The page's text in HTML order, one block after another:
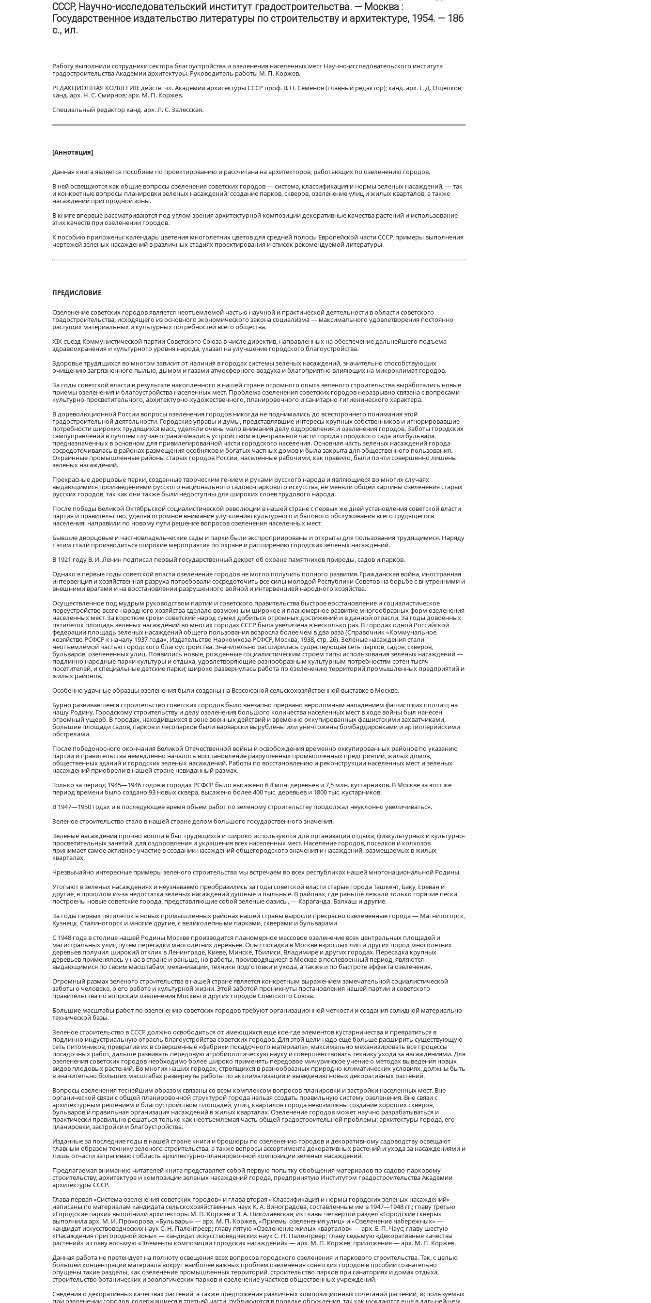
СССР, Научно-исследовательский институт градостроительства. — Москва :
Государственное издательство литературы по строительству и архитектуре, 1954. — 186
с., ил.
Работу выполнили сотрудники сектора благоустройства и озеленения населенных мест Научно-исследовательского института
градостроительства Академии архитектуры. Руководитель работы М. П. Коржев.
РЕДАКЦИОННАЯ КОЛЛЕГИЯ: действ. чл. Академии архитектуры СССР проф. В. Н. Семенов (главный редактор); канд. арх. Г. Д. Ощепков;
канд. арх. Н. С. Смирнов; арх. М. П. Коржев.
Специальный редактор канд. арх. Л. С. Залесская.
[Аннотация]
Данная книга является пособием по проектированию и рассчитана на архитекторов, работающих по озеленению городов.
В ней освещаются как общие вопросы озеленения советских городов — система, классификация и нормы зеленых насаждений, — так
и конкретные вопросы планировки зеленых насаждений: создание парков, скверов, озеленение улиц и жилых кварталов, а также
насаждений пригородной зоны.
В книге впервые рассматриваются под углом зрения архитектурной композиции декоративные качества растений и использование
этих качеств при озеленении городов.
К пособию приложены: календарь цветения многолетних цветов для средней полосы Европейской части СССР, примеры выполнения
чертежей зеленых насаждений в различных стадиях проектирования и список рекомендуемой литературы.
ПРЕДИСЛОВИЕ
Озеленение советских городов является неотъемлемой частью научной и практической деятельности в области советского
градостроительства, исходящего из основного экономического закона социализма — максимального удовлетворения постоянно
растущих материальных и культурных потребностей всего общества.
XIX съезд Коммунистической партии Советского Союза в числе директив, направленных на обеспечение дальнейшего подъема
здравоохранения и культурного уровня народа, указал на улучшение городского благоустройства.
Здоровье трудящихся во многом зависит от наличия в городах системы зеленых насаждений, значительно способствующих
очищению загрязненного пылью, дымом и газами атмосферного воздуха и благоприятно влияющих на микроклимат городов.
За годы советской власти в результате накопленного в нашей стране огромного опыта зеленого строительства выработались новые
приемы озеленения и благоустройства населенных мест. Проблема озеленения советских городов неразрывно связана с вопросами
культурно-просветительного, архитектурно-художественного, планировочного и санитарно-гигиенического характера.
В дореволюционной России вопросы озеленения городов никогда не поднимались до всестороннего понимания этой
градостроительной деятельности. Городские управы и думы, представлявшие интересы крупных собственников и игнорировавшие
потребности широких трудящихся масс, уделяли очень мало внимания делу оздоровления и озеленения городов. Заботы городских
самоуправлений в лучшем случае ограничивались устройством в центральной части города городского сада или бульвара,
предназначенных в основном для привилегированной части городского населения. Основная часть зеленых насаждений города
сосредоточивалась в районах размещения особняков и богатых частных домов и была закрыта для общественного пользования.
Окраинные промышленные районы старых городов России, населенные рабочими, как правило, были почти совершенно лишены
зеленых насаждений.
Прекрасные дворцовые парки, созданные творческим гением и руками русского народа и являющиеся во многих случаях
выдающимися произведениями русского национального садово-паркового искусства, не меняли общей картины озеленения старых
русских городов, так как они также были недоступны для широких слоев трудового народа.
После победы Великой Октябрьской социалистической революции в нашей стране с первых же дней установления советской власти
партия и правительство, уделяя огромное внимание улучшению культурного и бытового обслуживания всего трудящегося
населения, направили по новому пути решение вопросов озеленения населенных мест.
Бывшие дворцовые и частновладельческие сады и парки были экспроприированы и открыты для пользования трудящимися. Наряду
с этим стали производиться широкие мероприятия по охране и расширению городских зеленых насаждений.
В 1921 году В. И. Ленин подписал первый государственный декрет об охране памятников природы, садов и парков.
Однако в первые годы советской власти озеленение городов не могло получить полного развития. Гражданская война, иностранная
интервенция и хозяйственная разруха потребовали сосредоточить все силы молодой Республики Советов на борьбе с внутренними и
внешними врагами и на восстановлении разрушенного войной и интервенцией народного хозяйства.
Осуществленное под мудрым руководством партии и советского правительства быстрое восстановление и социалистическое
переустройство всего народного хозяйства сделало возможным широкое и планомерное развитие многообразных форм озеленения
населенных мест. За короткие сроки советский народ сумел добиться огромных достижений и в данной отрасли. За годы довоенных
пятилеток площадь зеленых насаждений во многих городах СССР была увеличена в несколько раз. В городах одной Российской
федерации площадь зеленых насаждений общего пользования возросла более чем в два раза (Справочник «Коммунальное
хозяйство РСФСР к началу 1937 года», Издательство Наркомхоза РСФСР, Москва, 1938, стр. 26). Зеленые насаждения стали
неотъемлемой частью городского благоустройства. Значительно расширилась существующая сеть парков, садов, скверов,
бульваров, озелененных улиц. Появились новые, рожденные социалистическим строем типы использования зеленых насаждений —
подлинно народные парки культуры и отдыха, удовлетворяющие разнообразным культурным потребностям сотен тысяч
посетителей, и специальные детские парки; широко развернулась работа по озеленению территорий промышленных предприятий и
жилых районов.
Особенно удачные образцы озеленения были созданы на Всесоюзной сельскохозяйственной выставке в Москве.
Бурно развивавшееся строительство советских городов было внезапно прервано вероломным нападением фашистских полчищ на
нашу Родину. Городскому строительству и делу озеленения большого количества населенных мест в ходе войны был нанесен
огромный ущерб. В городах, находившихся в зоне военных действий и временно оккупированных фашистскими захватчиками,
большие площади садов, парков и лесопарков были варварски вырублены или уничтожены бомбардировками и артиллерийскими
обстрелами.
После победоносного окончания Великой Отечественной войны и освобождения временно оккупированных районов по указанию
партии и правительства немедленно началось восстановление разрушенных промышленных предприятий, жилых домов,
общественных зданий и городских зеленых насаждений. Работы по восстановлению и реконструкции населенных мест и зеленых
насаждений приобрели в нашей стране невиданный размах.
Только за период 1945—1946 годов в городах РСФСР было высажено 6,4 млн. деревьев и 7,5 млн. кустарников. В Москве за этот же
период времени было создано 93 новых сквера, высажено более 400 тыс. деревьев и 1800 тыс. кустарников.
В 1947—1950 годах и в последующее время объем работ по зеленому строительству продолжал неуклонно увеличиваться.
Зеленое строительство стало в нашей стране делом большого государственного значения.
Зеленые насаждения прочно вошли в быт трудящихся и широко используются для организации отдыха, физкультурных и культурно-
просветительных занятий, для оздоровления и украшения всех населенных мест. Население городов, поселков и колхозов
принимает самое активное участие в создании насаждений общегородского значения и насаждений, размещаемых в жилых
кварталах.
Чрезвычайно интересные примеры зеленого строительства мы встречаем во всех республиках нашей многонациональной Родины.
Утопают в зеленых насаждениях и неузнаваемо преобразились за годы советской власти старые города Ташкент, Баку, Ереван и
другие, в прошлом из-за недостатка зеленых насаждений душные и пыльные. В районах, где раньше лежали только горячие пески,
построены новые советские города, представляющие собой зеленые оазисы, — Караганда, Балхаш и другие.
За годы первых пятилеток в новых промышленных районах нашей страны выросли прекрасно озелененные города — Магнитогорск,
Кузнецк, Сталиногорск и многие другие, с великолепными парками, скверами и бульварами.
С 1948 года в столице нашей Родины Москве производится планомерное массовое озеленение всех центральных площадей и
магистральных улиц путем пересадки многолетних деревьев. Опыт посадки в Москве взрослых лип и других пород многолетних
деревьев получил широкий отклик в Ленинграде, Киеве, Минске, Тбилиси, Владимире и других городах. Пересадка крупных
деревьев применялась у нас в стране и раньше, но работы, производящиеся в Москве в послевоенный период, являются
выдающимися по своим масштабам, механизации, технике подготовки и ухода, а также и по быстроте эффекта озеленения.
Огромный размах зеленого строительства в нашей стране является конкретным выражением замечательной социалистической
заботы о человеке, о его работе и культурной жизни. Этой заботой проникнуты постановления нашей партии и советского
правительства по вопросам озеленения Москвы и других городов Советского Союза.
Большие масштабы работ по озеленению советских городов требуют организационной четкости и создания солидной материально-
технической базы.
Зеленое строительство в СССР должно освободиться от имеющихся еще кое-где элементов кустарничества и превратиться в
подлинно индустриальную отрасль благоустройства советских городов. Для этой цели надо еще больше расширить существующую
сеть питомников, превратив их в совершенные «фабрики посадочного материала», максимально механизировать все процессы
посадочных работ, дальше развивать передовую агробиологическую науку и совершенствовать технику ухода за насаждениями. Для
озеленения советских городов необходимо более широко применять передовое мичуринское учение о методах выведения новых
видов плодовых растений. Во многих наших городах, строящихся в разнообразных природно-климатических условиях, должны быть
в значительно больших масштабах развернуты работы по акклиматизации и выведению новых декоративных растений.
Вопросы озеленения теснейшим образом связаны со всем комплексом вопросов планировки и застройки населенных мест. Вне
органической связи с общей планировочной структурой города нельзя создать правильную систему озеленения. Вне связи с
архитектурным решением и благоустройством площадей, улиц, кварталов города невозможны создание хороших скверов,
бульваров и правильная организация насаждений в жилых кварталах. Озеленение городов может научно разрабатываться и
практически правильно решаться только как неотъемлемая часть общей градостроительной проблемы: архитектуры города, его
планировки, застройки и благоустройства.
Изданные за последние годы в нашей стране книги и брошюры по озеленению городов и декоративному садоводству освещают
главным образом технику зеленого строительства, а также вопросы ассортимента декоративных растений и ухода за насаждениями и
лишь отчасти затрагивают область архитектурно-планировочной композиции зеленых насаждений.
Предлагаемая вниманию читателей книга представляет собой первую попытку обобщения материалов по садово-парковому
строительству, архитектуре и композиции зеленых насаждений города, предпринятую Институтом градостроительства Академии
архитектуры СССР.
Глава первая «Система озеленения советских городов» и глава вторая «Классификация и нормы городских зеленых насаждений»
написаны по материалам кандидата сельскохозяйственных наук К. А. Виноградова, составленным им в 1947—1948 гг.; главу третью
«Городские парки» выполнили архитекторы М. П. Коржев и 3. А. Николаевская; из главы четвертой раздел «Городские скверы»
выполнила арх. М. И. Прохорова, «Бульвары» — арх. М. П. Коржев, «Приемы озеленения улиц» и «Озеленение набережных» —
кандидат искусствоведческих наук С. Н. Палентреер; главу пятую «Озеленение жилых кварталов» — арх. Е. П. Чаус; главу шестую
«Насаждения пригородной зоны» — кандидат искусствоведческих наук С. Н. Палентреер; главу седьмую «Декоративные качества
растений» и главу восьмую «Элементы композиции городских насаждений» — арх. М. П. Коржев; приложения — арх. М. П. Коржев.
Данная работа не претендует на полноту освещения всех вопросов городского озеленения и паркового строительства. Так, с целью
большей концентрации материала вокруг наиболее важных проблем озеленения советских городов в пособии сознательно
опущены такие разделы, как озеленение промышленных территорий, строительство парков при санаториях и домах отдыха,
строительство ботанических и зоологических парков и озеленение участков общественных учреждений.
Сведения о декоративных качествах растений, а также предложения различных композиционных сочетаний растений, используемых